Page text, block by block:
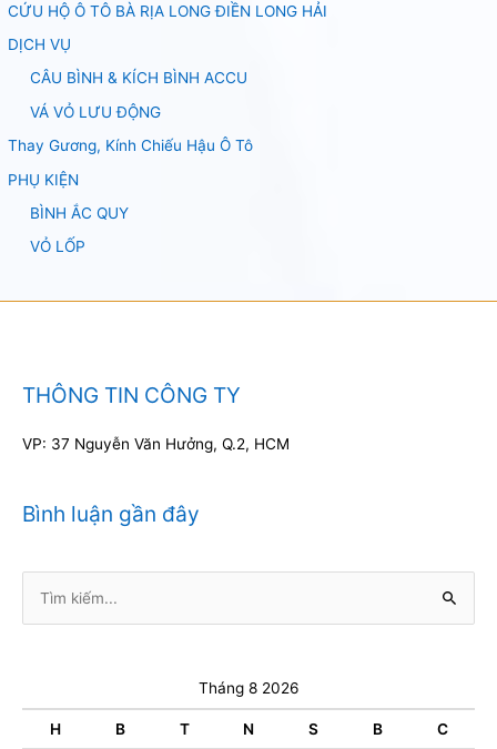
CỨU HỘ Ô TÔ BÀ RỊA LONG ĐIỀN LONG HẢI
DỊCH VỤ
CÂU BÌNH & KÍCH BÌNH ACCU
VÁ VỎ LƯU ĐỘNG
Thay Gương, Kính Chiếu Hậu Ô Tô
PHỤ KIỆN
BÌNH ẮC QUY
VỎ LỐP
THÔNG TIN CÔNG TY
VP: 37 Nguyễn Văn Hưởng, Q.2, HCM
Bình luận gần đây
kiếm:
Tháng 8 2026
H B T N S B C